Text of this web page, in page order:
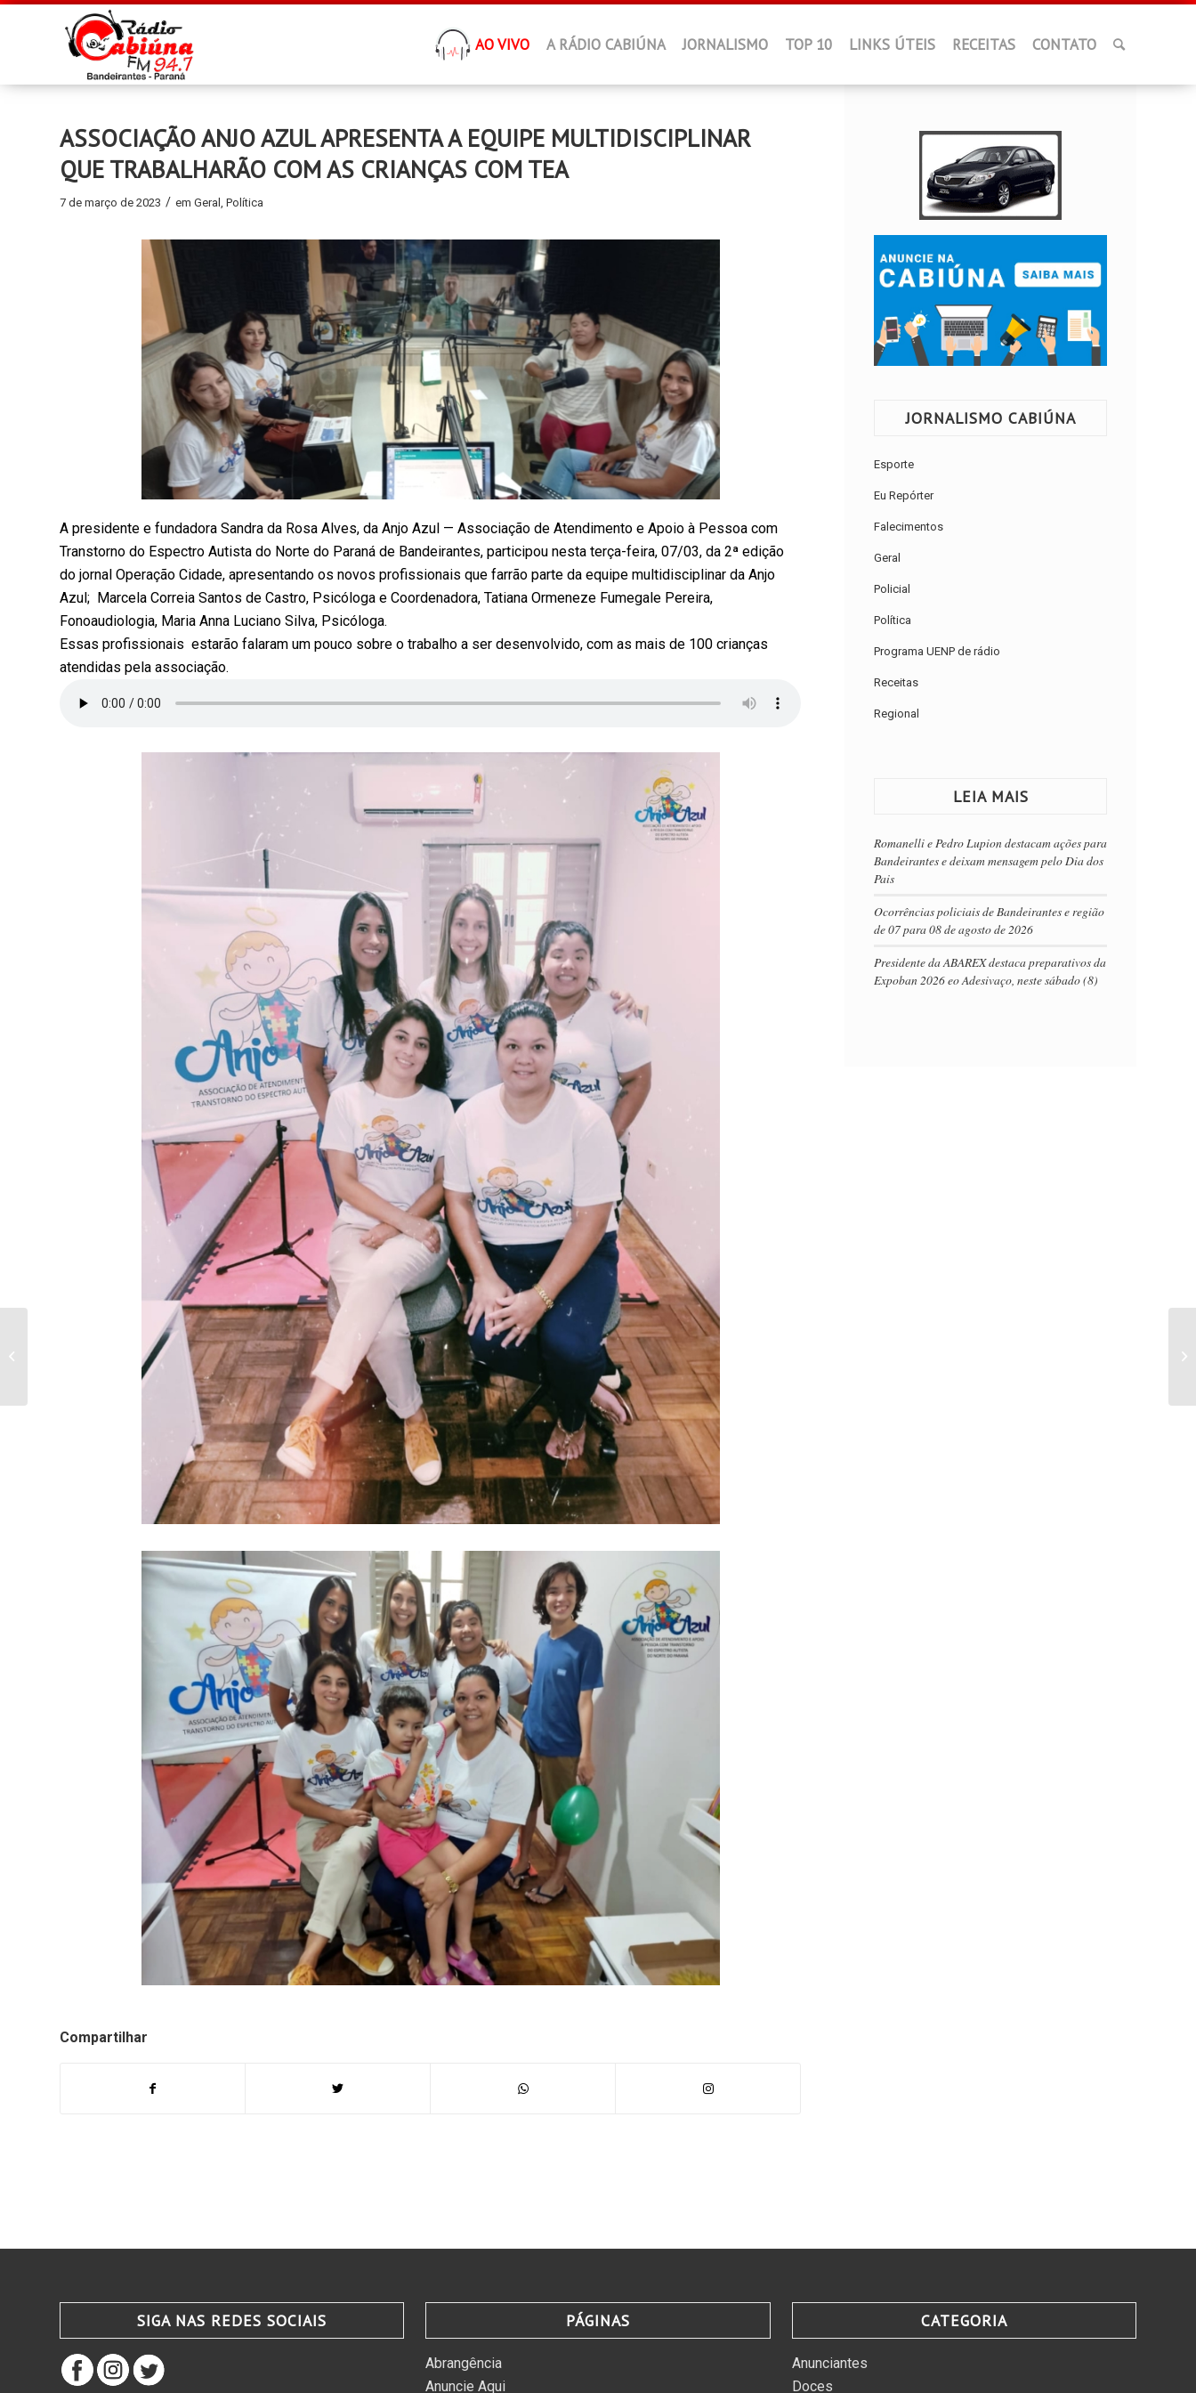
AO VIVO A RÁDIO CABIÚNA JORNALISMO TOP 10 LINKS ÚTEIS RECEITAS CONTATO
ASSOCIAÇÃO ANJO AZUL APRESENTA A EQUIPE MULTIDISCIPLINAR
QUE TRABALHARÃO COM AS CRIANÇAS COM TEA
7 de março de 2023 / em Geral , Política
A presidente e fundadora Sandra da Rosa Alves, da Anjo Azul — Associação de Atendimento e Apoio à Pessoa com
Transtorno do Espectro Autista do Norte do Paraná de Bandeirantes, participou nesta terça-feira, 07/03, da 2ª edição
do jornal Operação Cidade, apresentando os novos profissionais que farrão parte da equipe multidisciplinar da Anjo
Azul; Marcela Correia Santos de Castro, Psicóloga e Coordenadora, Tatiana Ormeneze Fumegale Pereira,
Fonoaudiologia, Maria Anna Luciano Silva, Psicóloga.
Essas profissionais estarão falaram um pouco sobre o trabalho a ser desenvolvido, com as mais de 100 crianças
atendidas pela associação.
Compartilhar
JORNALISMO CABIÚNA
Esporte
Eu Repórter
Falecimentos
Geral
Policial
Política
Programa UENP de rádio
Receitas
Regional
LEIA MAIS
Romanelli e Pedro Lupion destacam ações para
Bandeirantes e deixam mensagem pelo Dia dos
Pais
Ocorrências policiais de Bandeirantes e região
de 07 para 08 de agosto de 2026
Presidente da ABAREX destaca preparativos da
Expoban 2026 eo Adesivaço, neste sábado (8)
SIGA NAS REDES SOCIAIS PÁGINAS
Abrangência
Anuncie Aqui
CATEGORIA
Anunciantes
Doces
rodada do campeonato
de Futebol Suíço ” Livre